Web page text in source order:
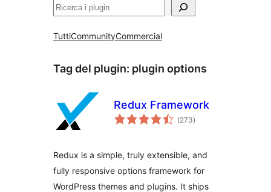
Cerca
TuttiCommunityCommercial
Tag del plugin: plugin options
Redux Framework
(273valutazioni
totali
)
Redux is a simple, truly extensible, and
fully responsive options framework for
WordPress themes and plugins. It ships